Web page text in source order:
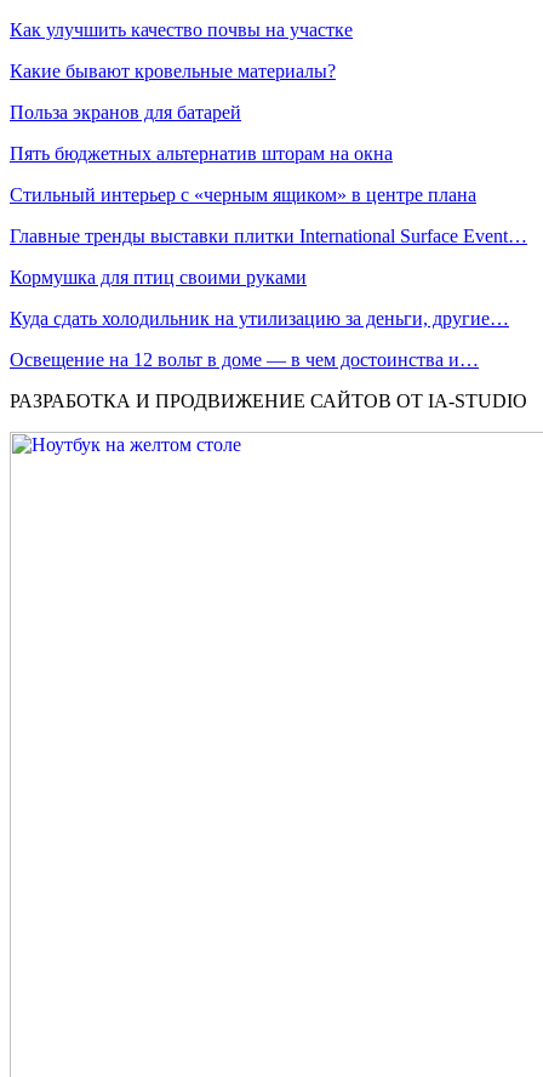
Как улучшить качество почвы на участке
Какие бывают кровельные материалы?
Польза экранов для батарей
Пять бюджетных альтернатив шторам на окна
Стильный интерьер с «черным ящиком» в центре плана
Главные тренды выставки плитки International Surface Event…
Кормушка для птиц своими руками
Куда сдать холодильник на утилизацию за деньги, другие…
Освещение на 12 вольт в доме — в чем достоинства и…
РАЗРАБОТКА И ПРОДВИЖЕНИЕ САЙТОВ ОТ IA-STUDIO